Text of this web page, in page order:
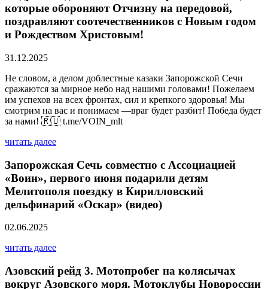
которые обороняют Отчизну на передовой,
поздравляют соотечественников с Новым годом
и Рождеством Христовым!
31.12.2025
Не словом, а делом доблестные казаки Запорожской Сечи
сражаются за мирное небо над нашими головами! Пожелаем
им успехов на всех фронтах, сил и крепкого здоровья! Мы
смотрим на вас и понимаем —враг будет разбит! Победа будет
за нами! 🇷🇺 t.me/VOIN_mlt
читать далее
Запорожская Сечь совместно с Ассоциацией
«Воин», первого июня подарили детям
Мелитополя поездку в Кирилловский
дельфинарий «Оскар» (видео)
02.06.2025
читать далее
Азовский рейд 3. Мотопробег на колясычах
вокруг Азовского моря. Мотоклубы Новороссии